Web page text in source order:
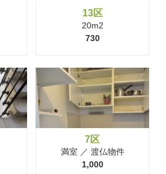
13区
20m2
730
7区
満室 ／ 渡仏物件
1,000